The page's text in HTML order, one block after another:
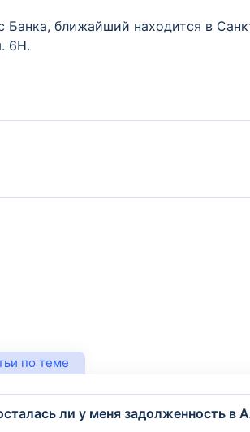
Банка, ближайший находится в
6Н.
по теме
ли у меня задолженность в